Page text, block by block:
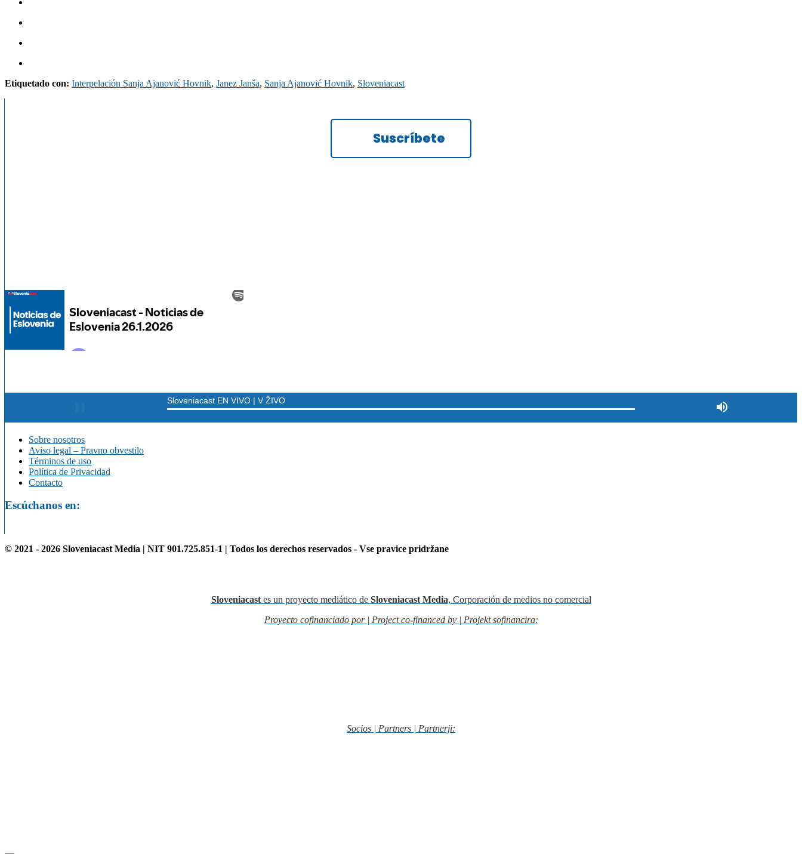
Etiquetado con: Interpelación Sanja Ajanović Hovnik, Janez Janša, Sanja Ajanović Hovnik, Sloveniacast
Suscríbete
Sobre nosotros
Aviso legal – Pravno obvestilo
Términos de uso
Política de Privacidad
Contacto
Escúchanos en:
© 2021 - 2026 Sloveniacast Media | NIT 901.725.851-1 | Todos los derechos reservados - Vse pravice pridržane
Sloveniacastes un proyecto mediático de Sloveniacast Media, Corporación de medios no comercial
Proyecto cofinanciado por | Project co-financed by | Projekt sofinancira:
Socios | Partners | Partnerji: